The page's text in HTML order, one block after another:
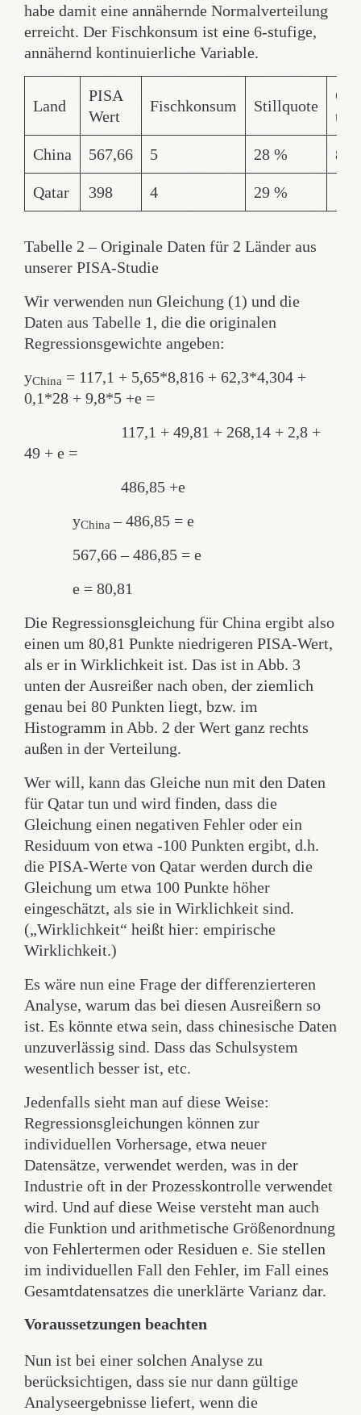
habe damit eine annähernde Normalverteilung
erreicht. Der Fischkonsum ist eine 6-stufige,
annähernd kontinuierliche Variable.
Land
PISA
Wert
Fischkonsum Stillquote
China 567,66 5 28 %
Qatar 398 4 29 %
Tabelle 2 – Originale Daten für 2 Länder aus
unserer PISA-Studie
Wir verwenden nun Gleichung (1) und die
Daten aus Tabelle 1, die die originalen
Regressionsgewichte angeben:
yChina = 117,1 + 5,65*8,816 + 62,3*4,304 +
0,1*28 + 9,8*5 +e =
117,1 + 49,81 + 268,14 + 2,8 +
49 + e =
486,85 +e
yChina– 486,85 = e
567,66 – 486,85 = e
e = 80,81
Die Regressionsgleichung für China ergibt also
einen um 80,81 Punkte niedrigeren PISA-Wert,
als er in Wirklichkeit ist. Das ist in Abb. 3
unten der Ausreißer nach oben, der ziemlich
genau bei 80 Punkten liegt, bzw. im
Histogramm in Abb. 2 der Wert ganz rechts
außen in der Verteilung.
Wer will, kann das Gleiche nun mit den Daten
für Qatar tun und wird finden, dass die
Gleichung einen negativen Fehler oder ein
Residuum von etwa -100 Punkten ergibt, d.h.
die PISA-Werte von Qatar werden durch die
Gleichung um etwa 100 Punkte höher
eingeschätzt, als sie in Wirklichkeit sind.
(„Wirklichkeit“ heißt hier: empirische
Wirklichkeit.)
Es wäre nun eine Frage der differenzierteren
Analyse, warum das bei diesen Ausreißern so
ist. Es könnte etwa sein, dass chinesische Daten
unzuverlässig sind. Dass das Schulsystem
wesentlich besser ist, etc.
Jedenfalls sieht man auf diese Weise:
Regressionsgleichungen können zur
individuellen Vorhersage, etwa neuer
Datensätze, verwendet werden, was in der
Industrie oft in der Prozesskontrolle verwendet
wird. Und auf diese Weise versteht man auch
die Funktion und arithmetische Größenordnung
von Fehlertermen oder Residuen e. Sie stellen
im individuellen Fall den Fehler, im Fall eines
Gesamtdatensatzes die unerklärte Varianz dar.
Voraussetzungen beachten
Nun ist bei einer solchen Analyse zu
berücksichtigen, dass sie nur dann gültige
Analyseergebnisse liefert, wenn die